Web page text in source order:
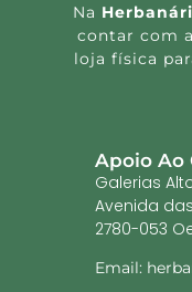
Na
contar com
loja física
Apoio Ao
Galerias
Avenida
2780-053
Email: